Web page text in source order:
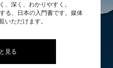
、深く、わかりやすく。
る、日本の入門書です。媒体
いただけます。
見る